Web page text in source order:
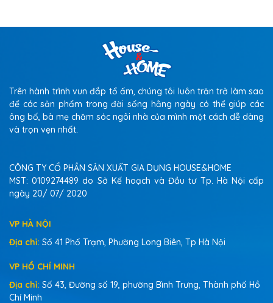
Trên hành trình vun đắp tổ ấm, chúng tôi luôn trăn trở làm sao
để các sản phẩm trong đời sống hằng ngày có thể giúp các
ông bố, bà mẹ chăm sóc ngôi nhà của mình một cách dễ dàng
và trọn vẹn nhất.
CÔNG TY CỔ PHẦN SẢN XUẤT GIA DỤNG HOUSE&HOME
MST: 0109274489 do Sở Kế hoạch và Đầu tư Tp. Hà Nội cấp
ngày 20/ 07/ 2020
VP HÀ NỘI
Địa chỉ: Số 41 Phố Trạm, Phường Long Biên, Tp Hà Nội
VP HỒ CHÍ MINH
Địa chỉ: Số 43, Đường số 19, phường Bình Trưng, Thành phố Hồ
Chí Minh